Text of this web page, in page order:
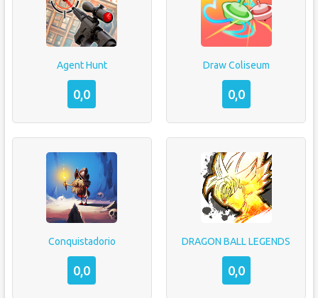
Agent Hunt
0,0
Draw Coliseum
0,0
Conquistadorio
0,0
DRAGON BALL LEGENDS
0,0